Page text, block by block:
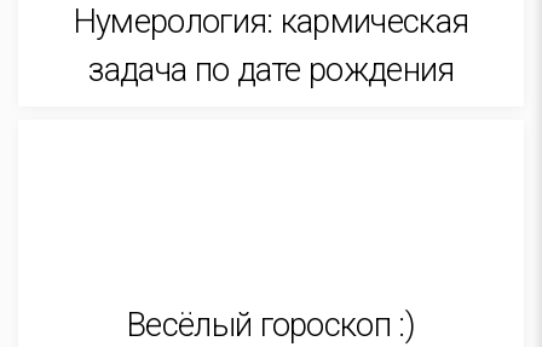
Нумерология: кармическая
задача по дате рождения
Весёлый гороскоп :)